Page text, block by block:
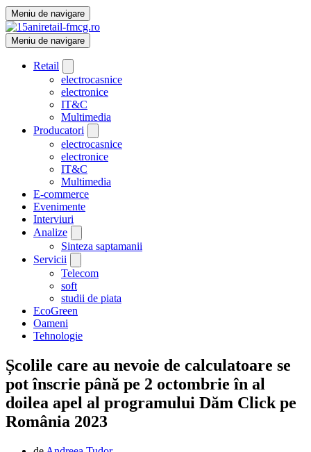
Meniu de navigare
Meniu de navigare
Retail
electrocasnice
electronice
IT&C
Multimedia
Producatori
electrocasnice
electronice
IT&C
Multimedia
E-commerce
Evenimente
Interviuri
Analize
Sinteza saptamanii
Servicii
Telecom
soft
studii de piata
EcoGreen
Oameni
Tehnologie
Școlile care au nevoie de calculatoare se
pot înscrie până pe 2 octombrie în al
doilea apel al programului Dăm Click pe
România 2023